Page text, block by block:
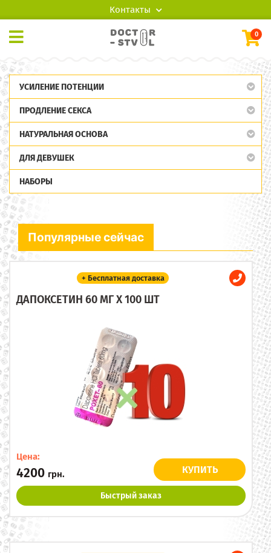
Контакты
0
УСИЛЕНИЕ ПОТЕНЦИИ
ПРОДЛЕНИЕ СЕКСА
НАТУРАЛЬНАЯ ОСНОВА
ДЛЯ ДЕВУШЕК
НАБОРЫ
Популярные сейчас
+ Бесплатная доставка
ДАПОКСЕТИН 60 МГ X 100 ШТ
Цена:
4200 грн. КУПИТЬ
Быстрый заказ